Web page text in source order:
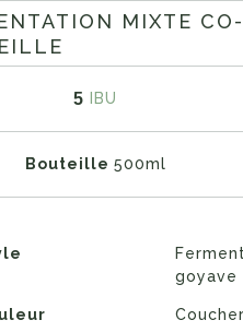
MIXTE
5 IBU
Bouteille 500ml
goyave